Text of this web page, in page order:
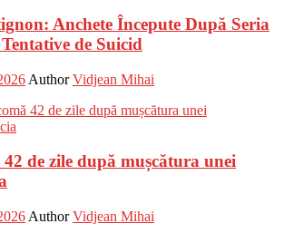
Anchete Începute După Seria
de Suicid
Author Vidjean Mihai
42 de zile după mușcătura unei
Author Vidjean Mihai